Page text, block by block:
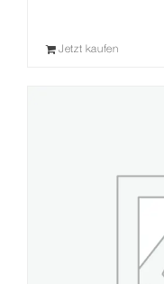
Jetzt kaufen